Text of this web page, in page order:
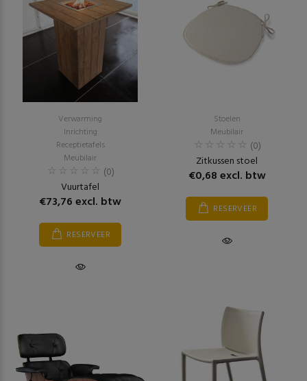
Verwarming
Inrichting
Receptietafels
Meubilair
(0)
Vuurtafel
€73,76 excl. btw
RESERVEER
Stoelen
Meubilair
(0)
Zitkussen stoel
€0,68 excl. btw
RESERVEER